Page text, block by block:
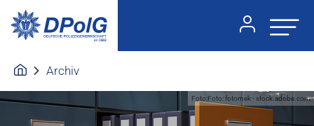
Archiv
Foto:Foto: fotomek - stock.adobe.com